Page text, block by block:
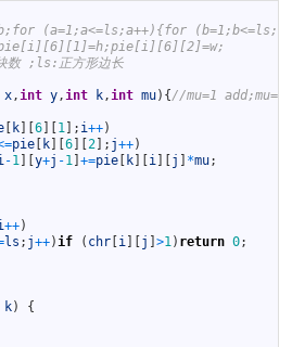
(a=1;a<=ls;a++){for
数 ;ls:正方形边长
x,int y,int k,int mu) { //mu=1
k 6 1 ; i++)
pie k 6 2 ; j++)
-1 y+j -1 +=pie k i j *mu;
++)
ls ; j++)if ( chr i j >1) return 0;
k)
{